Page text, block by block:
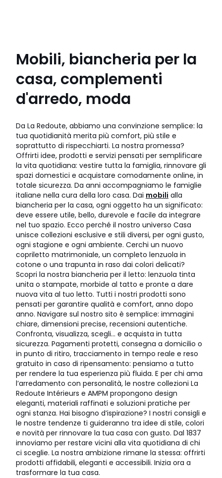
Mobili, biancheria per la
casa, complementi
d'arredo, moda
Da La Redoute, abbiamo una convinzione semplice: la
tua quotidianità merita più comfort, più stile e
soprattutto di rispecchiarti. La nostra promessa?
Offrirti idee, prodotti e servizi pensati per semplificare
la vita quotidiana: vestire tutta la famiglia, rinnovare gli
spazi domestici e acquistare comodamente online, in
totale sicurezza. Da anni accompagniamo le famiglie
italiane nella cura della loro casa. Dai mobili alla
biancheria per la casa, ogni oggetto ha un significato:
deve essere utile, bello, durevole e facile da integrare
nel tuo spazio. Ecco perché il nostro universo Casa
unisce collezioni esclusive e stili diversi, per ogni gusto,
ogni stagione e ogni ambiente. Cerchi un nuovo
copriletto matrimoniale, un completo lenzuola in
cotone o una trapunta in raso dai colori delicati?
Scopri la nostra biancheria per il letto: lenzuola tinta
unita o stampate, morbide al tatto e pronte a dare
nuova vita al tuo letto. Tutti i nostri prodotti sono
pensati per garantire qualità e comfort, anno dopo
anno. Navigare sul nostro sito è semplice: immagini
chiare, dimensioni precise, recensioni autentiche.
Confronta, visualizza, scegli… e acquista in tutta
sicurezza. Pagamenti protetti, consegna a domicilio o
in punto di ritiro, tracciamento in tempo reale e reso
gratuito in caso di ripensamento: pensiamo a tutto
per rendere la tua esperienza più fluida. E per chi ama
l’arredamento con personalità, le nostre collezioni La
Redoute Intérieurs e AMPM propongono design
eleganti, materiali raffinati e soluzioni pratiche per
ogni stanza. Hai bisogno d’ispirazione? I nostri consigli e
le nostre tendenze ti guideranno tra idee di stile, colori
e novità per rinnovare la tua casa con gusto. Dal 1837
innoviamo per restare vicini alla vita quotidiana di chi
ci sceglie. La nostra ambizione rimane la stessa: offrirti
prodotti affidabili, eleganti e accessibili. Inizia ora a
trasformare la tua casa.